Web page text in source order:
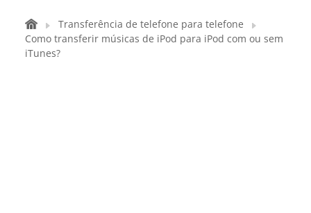
Transferência de telefone para telefone
Como transferir músicas de iPod para iPod com ou sem
iTunes?